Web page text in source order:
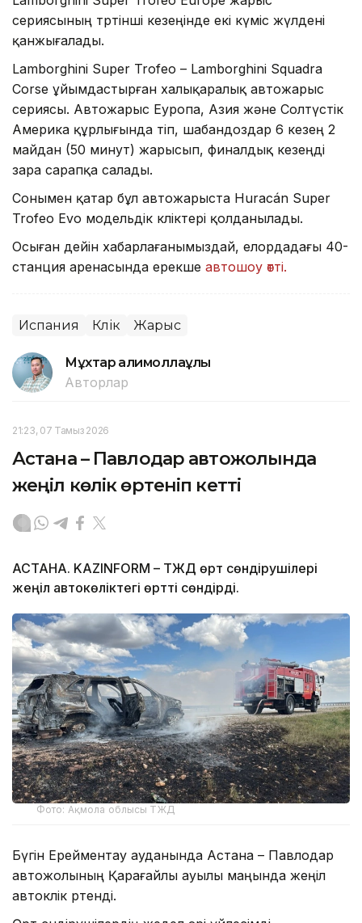
сериясының төртінші кезеңінде екі күміс жүлдені
қанжығалады.
Lamborghini Super Trofeo – Lamborghini Squadra
Corse ұйымдастырған халықаралық автожарыс
сериясы. Автожарыс Еуропа, Азия және Солтүстік
Америка құрлығында өтіп, шабандоздар 6 кезең 2
майдан (50 минут) жарысып, финалдық кезеңді
өзара сарапқа салады.
Сонымен қатар бұл автожарыста Huracán Super
Trofeo Evo модельдік көліктері қолданылады.
Осыған дейін хабарлағанымыздай, елордадағы 40-
станция аренасында ерекше автошоу өтті.
Испания Көлік Жарыс
Мұхтар Қалимоллаұлы
Авторлар
21:23, 07 Тамыз 2026
Астана – Павлодар автожолында
жеңіл көлік өртеніп кетті
АСТАНА. KAZINFORM – ТЖД өрт сөндірушілері
жеңіл автокөліктегі өртті сөндірді.
Фото: Ақмола облысы ТЖД
Бүгін Ерейментау ауданында Астана – Павлодар
автожолының Қарағайлы ауылы маңында жеңіл
автокөлік өртенді.